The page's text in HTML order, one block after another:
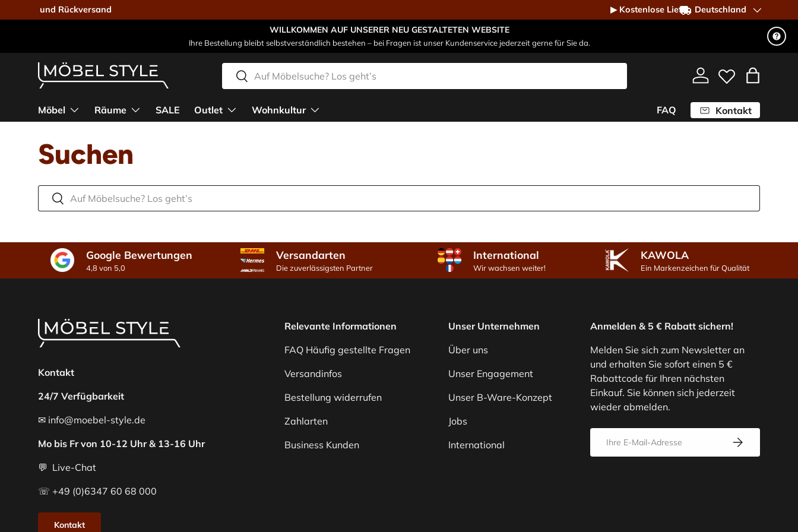
Direkt zum Inhalt
Deutschland
WILLKOMMEN AUF UNSERER NEU GESTALTETEN WEBSITE
Ihre Bestellung bleibt selbstverständlich bestehen – bei Fragen ist unser Kundenservice jederzeit gerne für Sie da.
Suchen
Suchen
Einloggen
Möbel Räume SALE Outlet Wohnkultur FAQ Kontakt
Suchen
Suchen
Suchen
Google Bewertungen
4,8 von 5,0
Versandarten
Die zuverlässigsten Partner
International
Wir wachsen weiter!
KAWOLA
Ein Markenzeichen für Qualität
Kontakt
24/7 Verfügbarkeit
✉ info@moebel-style.de
Mo bis Fr von 10-12 Uhr & 13-16 Uhr
💬 Live-Chat
☏ +49 (0)6347 60 68 000
Kontakt
Relevante Informationen
FAQ Häufig gestellte Fragen
Versandinfos
Bestellung widerrufen
Zahlarten
Business Kunden
Unser Unternehmen
Über uns
Unser Engagement
Unser B-Ware-Konzept
Jobs
International
Anmelden & 5 € Rabatt sichern!
Melden Sie sich zum Newsletter an
und erhalten Sie sofort einen 5 €
Rabattcode für Ihren nächsten
Einkauf. Sie können sich jederzeit
wieder abmelden.
Abonnieren